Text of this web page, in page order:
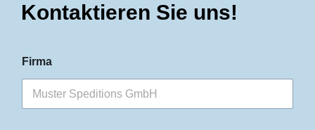
Kontaktieren Sie uns!
Firma